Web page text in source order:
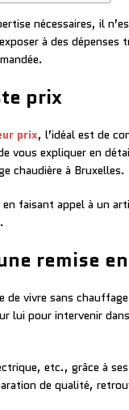
nécessaires, il
à des
prix
prix, l’idéal est de
vous expliquer en
chaudière à Bruxelles.
faisant appel à un
remise
vivre sans
lui pour intervenir
etc., grâce à
de qualité,